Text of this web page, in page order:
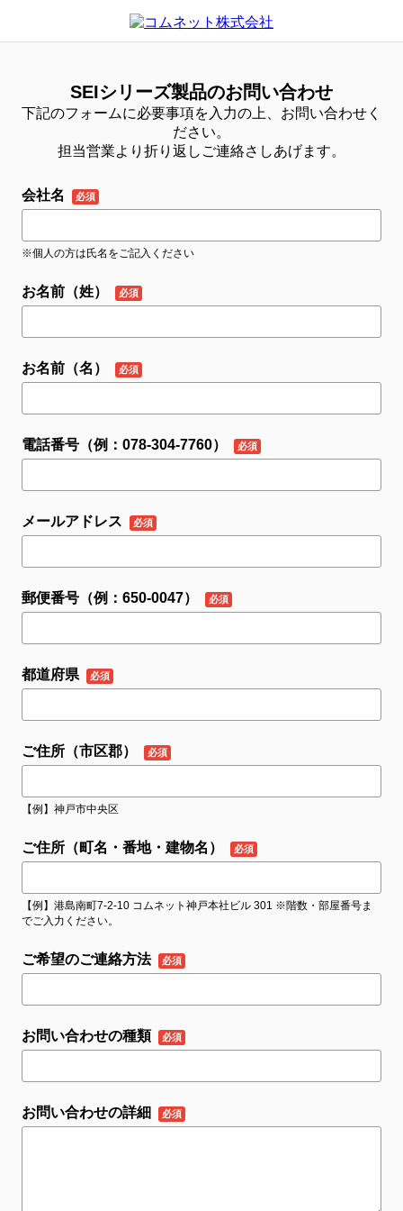
SEIシリーズ製品のお問い合わせ
下記のフォームに必要事項を入力の上、お問い合わせく
ださい。
担当営業より折り返しご連絡さしあげます。
会社名
※個人の方は氏名をご記入ください
お名前（姓）
お名前（名）
電話番号（例：078-304-7760）
メールアドレス
郵便番号（例：650-0047）
都道府県
ご住所（市区郡）
【例】神戸市中央区
ご住所（町名・番地・建物名）
【例】港島南町7-2-10 コムネット神戸本社ビル 301 ※階数・部屋番号ま
でご入力ください。
ご希望のご連絡方法
お問い合わせの種類
お問い合わせの詳細